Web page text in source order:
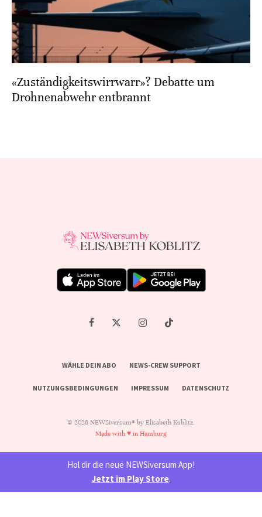
«Zuständigkeitswirrwarr»? Debatte um
Drohnenabwehr entbrannt
WÄHLE DEIN ABO NEWS-CREW SUPPORT
NUTZUNGSBEDINGUNGEN IMPRESSUM DATENSCHUTZ
© 2026 NEWSiversum® by Elisabeth Koblitz.
Made with ♥ in Hamburg
Hol dir die neue NEWSiversum App!
Jetzt im Play Store.